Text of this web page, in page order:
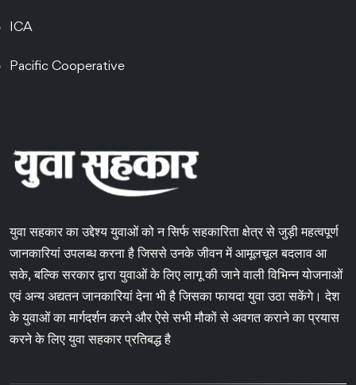
ICA
Pacific Cooperative
युवा सहकार का उद्देश्य युवाओं को न सिर्फ सहकारिता क्षेत्र से जुड़ी महत्वपूर्ण
जानकारियां उपलब्ध करना है जिससे उनके जीवन में आमूलचूल बदलाव आ
सके, बल्कि सरकार द्वारा युवाओं के लिए लागू की जाने वाली विभिन्न योजनाओं
एवं अन्य अद्यतन जानकारियां देना भी है जिसका फायदा युवा उठा सकेंगे। देश
के युवाओं का मार्गदर्शन करने और ऐसे सभी मौकों से अवगत कराने का प्रयास
करने के लिए युवा सहकार प्रतिबद्ध है